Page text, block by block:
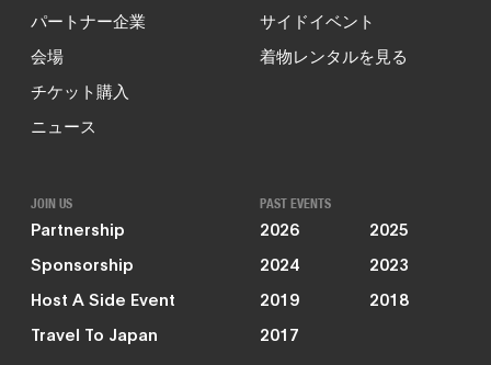
パートナー企業
会場
チケット購入
ニュース
サイドイベント
着物レンタルを見る
JOIN US
Partnership
Sponsorship
Host A Side Event
Travel To Japan
PAST EVENTS
2026
2025
2024
2023
2019
2018
2017